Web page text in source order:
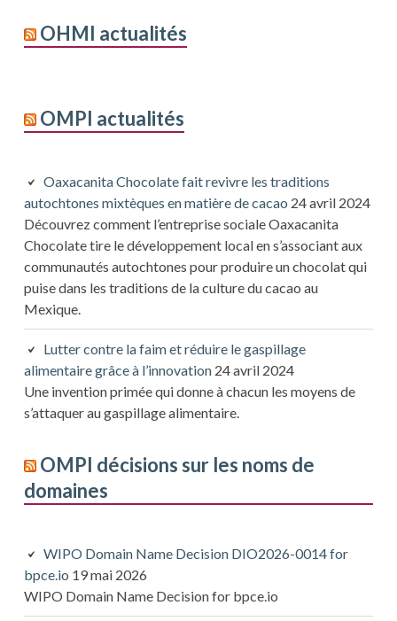
OHMI actualités
OMPI actualités
Oaxacanita Chocolate fait revivre les traditions
autochtones mixtèques en matière de cacao 24 avril 2024
Découvrez comment l’entreprise sociale Oaxacanita
Chocolate tire le développement local en s’associant aux
communautés autochtones pour produire un chocolat qui
puise dans les traditions de la culture du cacao au
Mexique.
Lutter contre la faim et réduire le gaspillage
alimentaire grâce à l’innovation 24 avril 2024
Une invention primée qui donne à chacun les moyens de
s’attaquer au gaspillage alimentaire.
OMPI décisions sur les noms de
domaines
WIPO Domain Name Decision DIO2026-0014 for
bpce.io 19 mai 2026
WIPO Domain Name Decision for bpce.io